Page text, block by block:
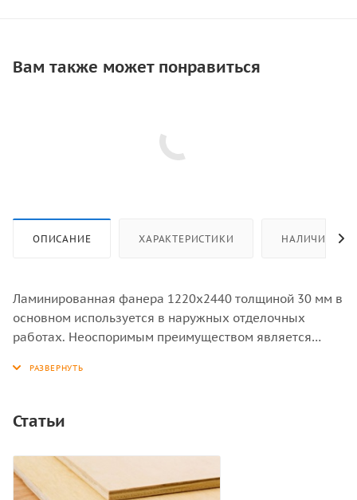
Вам также может понравиться
ОПИСАНИЕ ХАРАКТЕРИСТИКИ НАЛИЧИЕ
Ламинированная фанера 1220х2440 толщиной 30 мм в
основном используется в наружных отделочных
работах. Неоспоримым преимуществом является
ламинированной фанеры не впитывает влагу и не
фанеры можно не один раз.
обработки, при распиливании с ней не возникает
трудностей. Главным недостатком фанеры является
Статьи